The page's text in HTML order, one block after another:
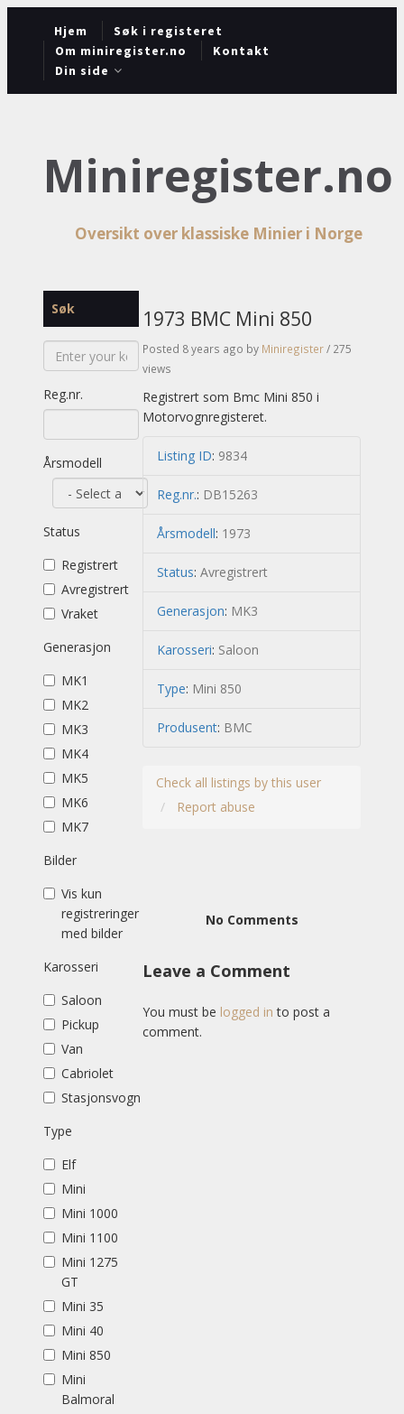
Hjem
Søk i registeret
Om miniregister.no
Kontakt
Din side
Miniregister.no
Oversikt over klassiske Minier i Norge
1973 BMC Mini 850
Posted 8 years ago by Miniregister/ 275
views
Registrert som Bmc Mini 850 i
Motorvognregisteret.
Listing ID: 9834
Reg.nr.: DB15263
Årsmodell: 1973
Status:Avregistrert
Generasjon: MK3
Karosseri: Saloon
Type: Mini 850
Produsent: BMC
Check all listings by this user
Report abuse
No Comments
Leave a Comment
You must be logged in to post a
comment.
Søk
Reg.nr.
Årsmodell
Status
Registrert
Avregistrert
Vraket
Generasjon
MK1
MK2
MK3
MK4
MK5
MK6
MK7
Bilder
Vis kun
registreringer
med bilder
Karosseri
Saloon
Pickup
Van
Cabriolet
Stasjonsvogn
Type
Elf
Mini
Mini 1000
Mini 1100
Mini 1275
GT
Mini 35
Mini 40
Mini 850
Mini
Balmoral